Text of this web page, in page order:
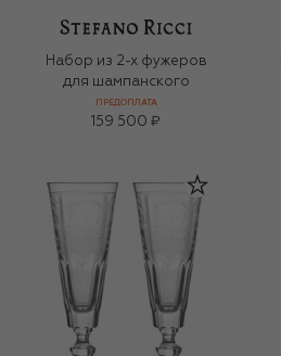
Набор из 2-х фужеров
для шампанского
ПРЕДОПЛАТА
159 500 ₽